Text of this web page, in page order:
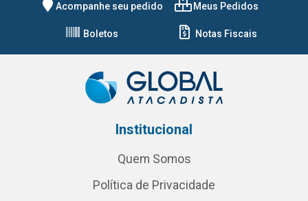
Acompanhe seu pedido Meus Pedidos
Boletos Notas Fiscais
Institucional
Quem Somos
Política de Privacidade